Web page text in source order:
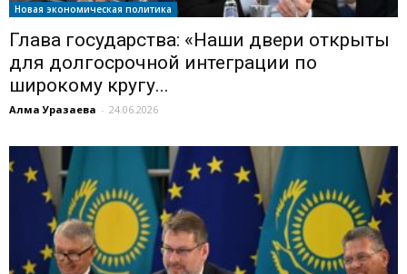
Новая экономическая политика
Глава государства: «Наши двери открыты
для долгосрочной интеграции по
широкому кругу...
Алма Уразаева - 24.06.2026